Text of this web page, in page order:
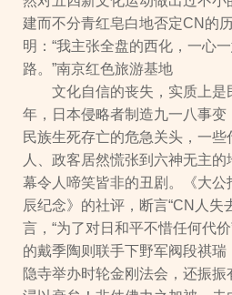
建而不分青红皂白地否定CN的
明：“我主张全盘的西化，一心
路。”南京红色旅游基地
文化自信的丧失，实质上
年，日本侵略者制造九一八事
民族生死存亡的危急关头，一
人、政客居然慌张到六神无主
幕令人啼笑皆非的丑剧。《大
辰纪念》的社评，断言“CN人失
言，“为了对日和平不惜任何代
的戴季陶则联手下野军阀段祺瑞
隐寺举办时轮金刚法会，还振振